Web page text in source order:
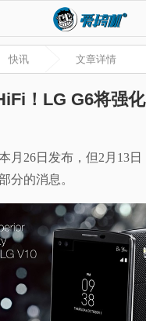
快讯 文章详情
！LG G6将强
月26日发布，但2月13
分的消息。